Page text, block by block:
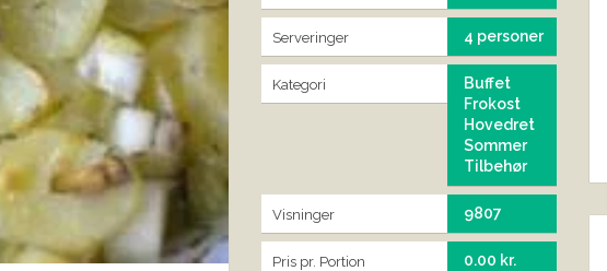
Serveringer 4 personer
Kategori
Buffet
Frokost
Hovedret
Sommer
Tilbehør
Visninger 9807
Pris pr. Portion 0.00 kr.